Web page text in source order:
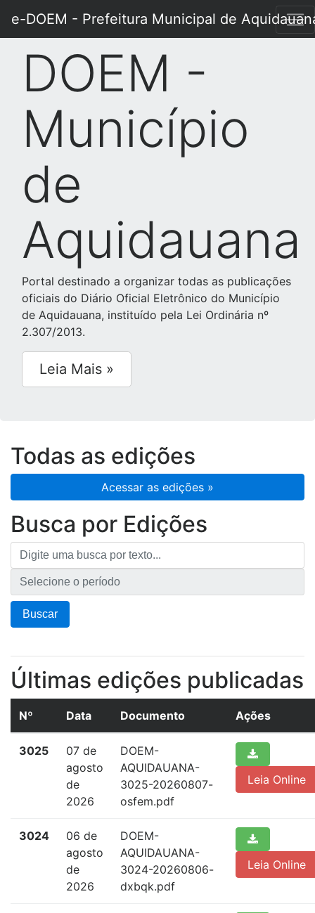
e-DOEM - Prefeitura Municipal de
DOEM -
Município
de
Aquidauana
Portal destinado a organizar todas as publicações
oficiais do Diário Oficial Eletrônico do Município
de Aquidauana, instituído pela Lei Ordinária nº
2.307/2013.
Leia Mais »
Todas as edições
Acessar as edições »
Busca por Edições
Buscar
Últimas edições publicadas
Nº Data Documento Ações
3025
07 de
agosto
de
2026
DOEM-
AQUIDAUANA-
3025-20260807-
osfem.pdf
Leia Online
3024
06 de
agosto
de
2026
DOEM-
AQUIDAUANA-
3024-20260806-
dxbqk.pdf
Leia Online